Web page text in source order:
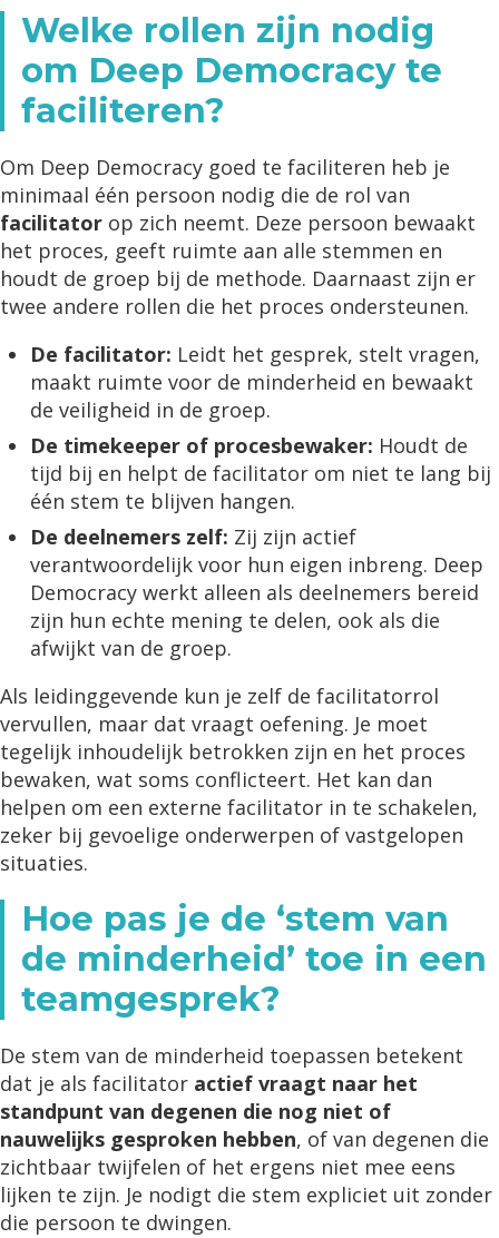
Welke rollen zijn nodig
om Deep Democracy te
faciliteren?
Om Deep Democracy goed te faciliteren heb je
minimaal één persoon nodig die de rol van
facilitator op zich neemt. Deze persoon bewaakt
het proces, geeft ruimte aan alle stemmen en
houdt de groep bij de methode. Daarnaast zijn er
twee andere rollen die het proces ondersteunen.
De facilitator: Leidt het gesprek, stelt vragen,
maakt ruimte voor de minderheid en bewaakt
de veiligheid in de groep.
De timekeeper of procesbewaker: Houdt de
tijd bij en helpt de facilitator om niet te lang bij
één stem te blijven hangen.
De deelnemers zelf: Zij zijn actief
verantwoordelijk voor hun eigen inbreng. Deep
Democracy werkt alleen als deelnemers bereid
zijn hun echte mening te delen, ook als die
afwijkt van de groep.
Als leidinggevende kun je zelf de facilitatorrol
vervullen, maar dat vraagt oefening. Je moet
tegelijk inhoudelijk betrokken zijn en het proces
bewaken, wat soms conflicteert. Het kan dan
helpen om een externe facilitator in te schakelen,
zeker bij gevoelige onderwerpen of vastgelopen
situaties.
Hoe pas je de ‘stem van
de minderheid’ toe in een
teamgesprek?
De stem van de minderheid toepassen betekent
dat je als facilitator actief vraagt naar het
standpunt van degenen die nog niet of
nauwelijks gesproken hebben, of van degenen die
zichtbaar twijfelen of het ergens niet mee eens
lijken te zijn. Je nodigt die stem expliciet uit zonder
die persoon te dwingen.